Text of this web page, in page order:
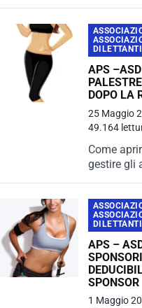
APS
DOPO LA
25 Maggio
49.164
Come
gestire gli
APS –
SPONSOR
1 Maggio